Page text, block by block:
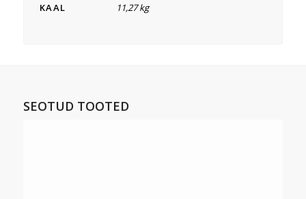
KAAL
11,27 kg
SEOTUD TOOTED